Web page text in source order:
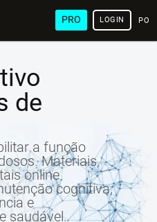
PRO LOGIN
de
a função
Materiais,
online
cognitiva,
e
saudável.